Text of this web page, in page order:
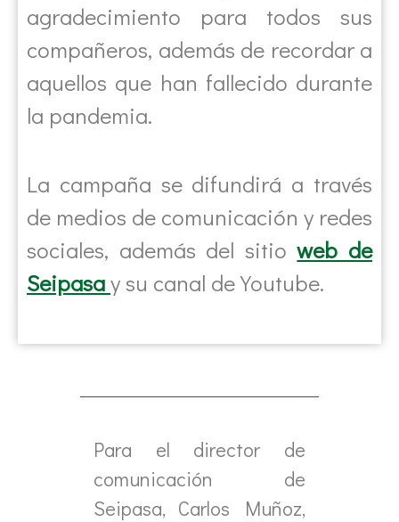
agradecimiento para todos sus
compañeros, además de recordar a
aquellos que han fallecido durante
la pandemia.
La campaña se difundirá a través
de medios de comunicación y redes
sociales, además del sitioweb de
Seipasay su canal de Youtube.
Para el director de
comunicación de
Seipasa, Carlos Muñoz,